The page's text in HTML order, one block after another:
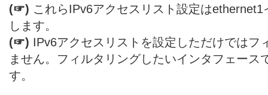
(☞) これらIPv6アクセスリスト設定は
します。
(☞) IPv6アクセスリストを設定しただけではフ
ません。フィルタリングしたいインタフェース
す。